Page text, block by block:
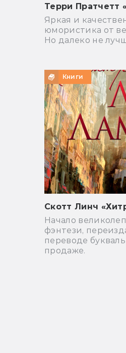
Терри Пратчетт
Яркая и
юмористика от
Но далеко не
Книги
Скотт Линч
Начало
фэнтези,
переводе
продаже.